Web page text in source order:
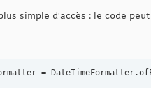
simple d'accès : le code
=